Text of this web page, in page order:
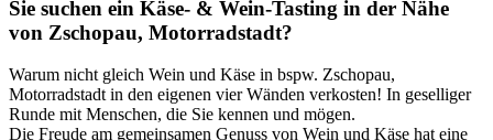
Sie suchen ein Käse- & Wein-Tasting in der Nähe
von Zschopau, Motorradstadt?
Warum nicht gleich Wein und Käse in bspw. Zschopau,
Motorradstadt in den eigenen vier Wänden verkosten! In geselliger
Runde mit Menschen, die Sie kennen und mögen.
Die Freude am gemeinsamen Genuss von Wein und Käse hat eine